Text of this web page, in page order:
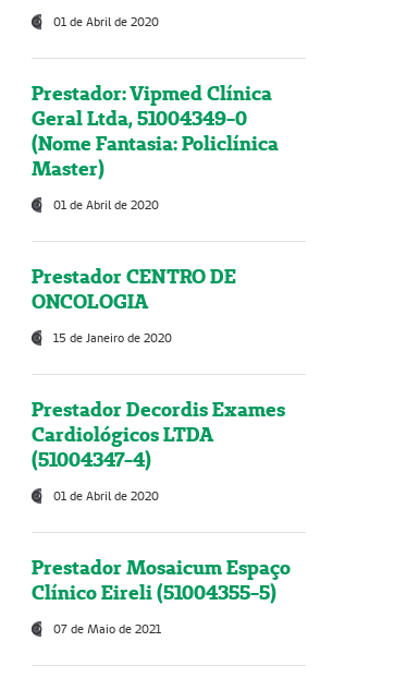
01 de Abril de 2020
Prestador: Vipmed Clínica
Geral Ltda, 51004349-0
(Nome Fantasia: Policlínica
Master)
01 de Abril de 2020
Prestador CENTRO DE
ONCOLOGIA
15 de Janeiro de 2020
Prestador Decordis Exames
Cardiológicos LTDA
(51004347-4)
01 de Abril de 2020
Prestador Mosaicum Espaço
Clínico Eireli (51004355-5)
07 de Maio de 2021